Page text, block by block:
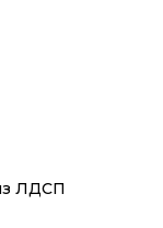
ЛДСП